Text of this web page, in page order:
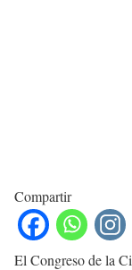
Compartir
El Congreso de la